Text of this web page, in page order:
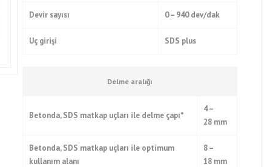
Devir sayısı 0 – 940 dev/dak
Uç girişi SDS plus
Delme aralığı
Betonda, SDS matkap uçları ile delme çapı*
4 –
28 mm
Betonda, SDS matkap uçları ile optimum
kullanım alanı
8 –
18 mm